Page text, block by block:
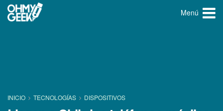
Menú
INICIO TECNOLOGÍ­AS DISPOSITIVOS